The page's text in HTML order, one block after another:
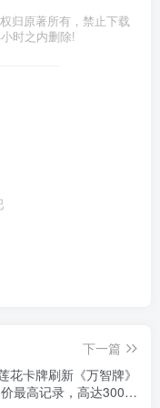
归原著所有，禁止下载
时之内删除!
下一篇
花卡牌刷新《万智牌》
最高记录，高达300万